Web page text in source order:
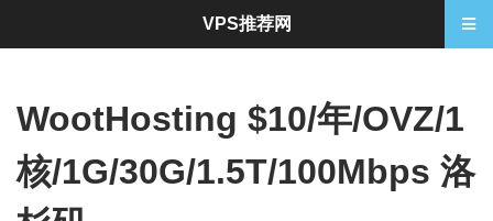
WootHosting $10/年/OVZ/1
核/1G/30G/1.5T/100Mbps 洛
VPS推荐网